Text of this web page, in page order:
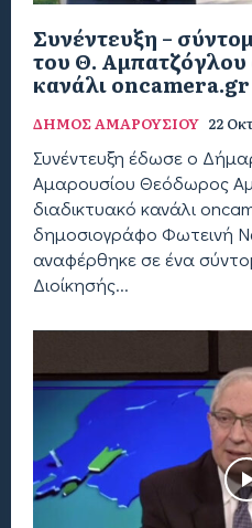
Συνέντευξη –
του Θ. Αμπατζόγλου
κανάλι oncamera.gr
ΔΗΜΟΣ ΑΜΑΡΟΥΣΙΟΥ 22
Συνέντευξη έδωσε ο
Αμαρουσίου Θεόδωρος
διαδικτυακό κανάλι
δημοσιογράφο Φωτεινή Νάσσου. Ο
αναφέρθηκε σε ένα
Διοίκησής...